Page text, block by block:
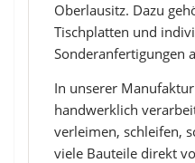
Oberlausitz. Dazu
Tischplatten und
Sonderanfertigungen
In unserer
handwerklich
verleimen, schleifen,
viele Bauteile direkt